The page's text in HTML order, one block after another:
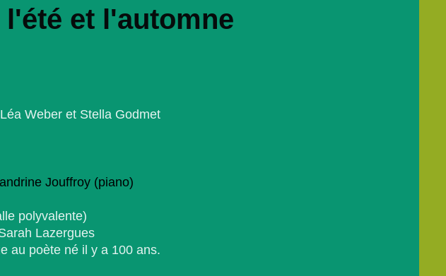
l'été et l'automne
Weber et Stella Godmet
Jouffroy (piano)
polyvalente)
Lazergues
au poète né il y a 100 ans.